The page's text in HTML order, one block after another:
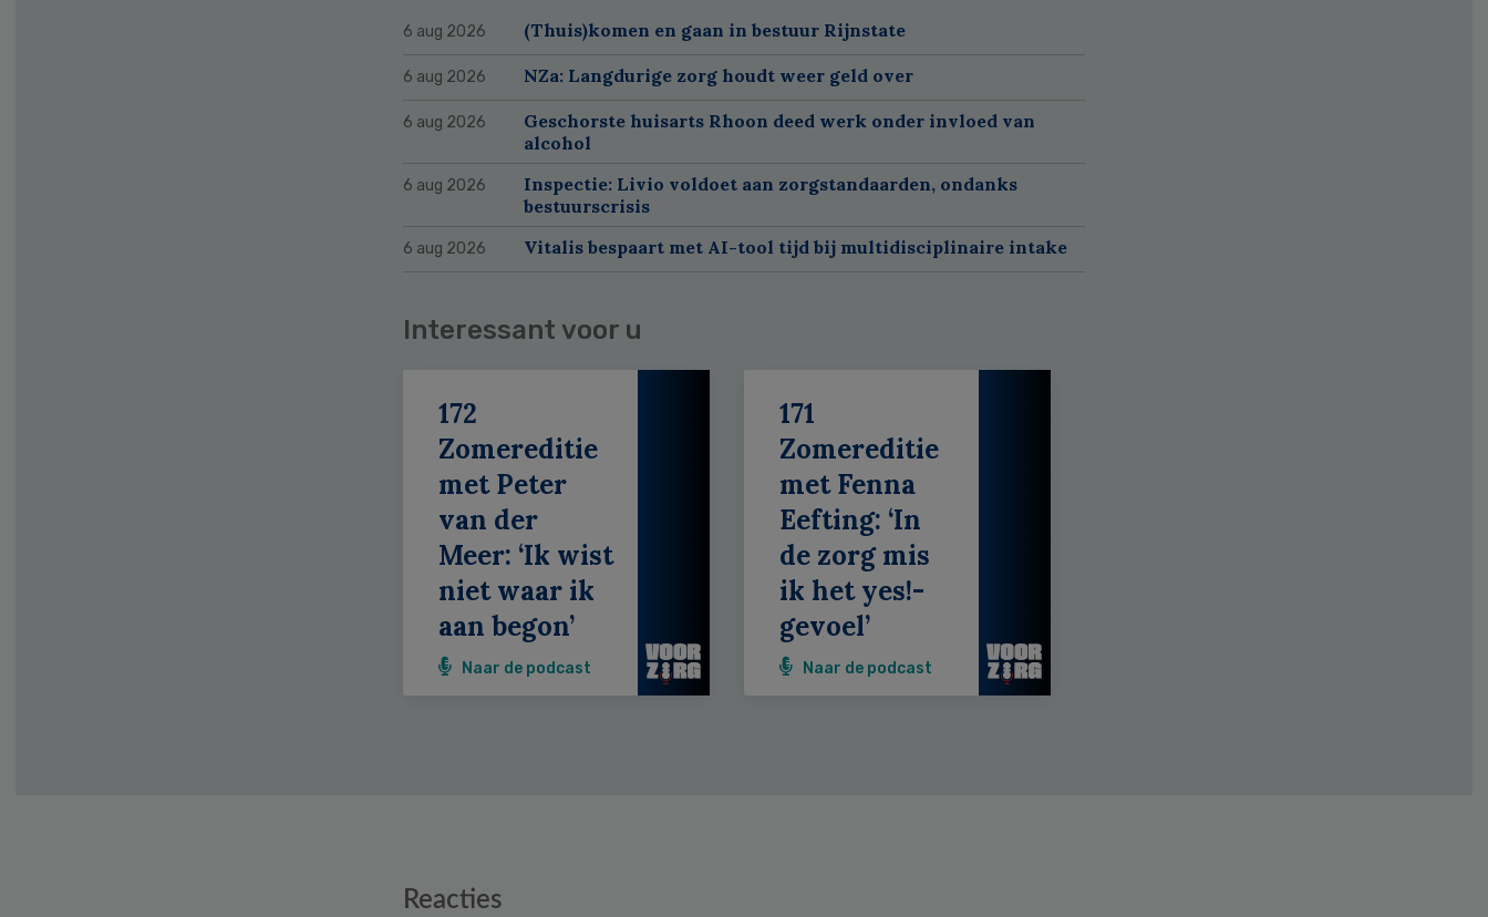
6 aug 2026 (Thuis)komen en gaan in bestuur Rijnstate
6 aug 2026 NZa: Langdurige zorg houdt weer geld over
6 aug 2026
Geschorste huisarts Rhoon deed werk onder invloed van
alcohol
6 aug 2026
Inspectie: Livio voldoet aan zorgstandaarden, ondanks
bestuurscrisis
6 aug 2026 Vitalis bespaart met AI-tool tijd bij multidisciplinaire intake
Interessant voor u
172
Zomereditie
met Peter
van der
Meer: ‘Ik wist
niet waar ik
aan begon’
Naar de podcast
171
Zomereditie
met Fenna
Eefting: ‘In
de zorg mis
ik het yes!-
gevoel’
Naar de podcast
Reacties